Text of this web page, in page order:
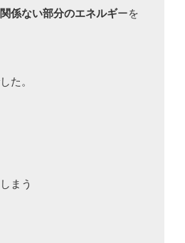
係ない部分のエネルギーを
た。
まう